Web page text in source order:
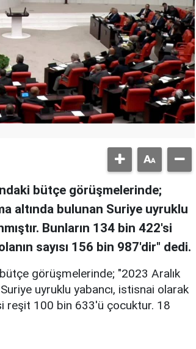
bütçe görüşmelerinde;
altında bulunan Suriye uyruklu
Bunların 134 bin 422'si
sayısı 156 bin 987'dir" dedi.
görüşmelerinde; "2023 Aralık
uyruklu yabancı, istisnai olarak
reşit 100 bin 633'ü çocuktur. 18